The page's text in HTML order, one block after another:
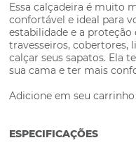
Essa calçadeira é muito
confortável e ideal para
estabilidade e a proteção
travesseiros, cobertores,
calçar seus sapatos. Ela
sua cama e ter mais
Adicione em seu
ESPECIFICAÇÕES